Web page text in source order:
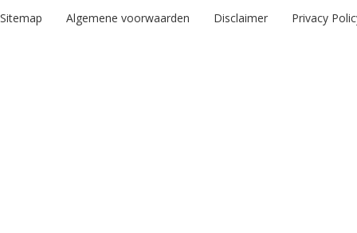
Sitemap Algemene voorwaarden Disclaimer Privacy